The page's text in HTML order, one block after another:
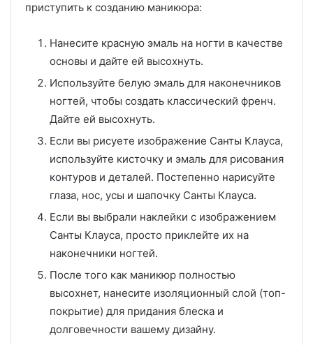
приступить к созданию маникюра:
Нанесите красную эмаль на ногти в качестве
основы и дайте ей высохнуть.
Используйте белую эмаль для наконечников
ногтей, чтобы создать классический френч.
Дайте ей высохнуть.
Если вы рисуете изображение Санты Клауса,
используйте кисточку и эмаль для рисования
контуров и деталей. Постепенно нарисуйте
глаза, нос, усы и шапочку Санты Клауса.
Если вы выбрали наклейки с изображением
Санты Клауса, просто приклейте их на
наконечники ногтей.
После того как маникюр полностью
высохнет, нанесите изоляционный слой (топ-
покрытие) для придания блеска и
долговечности вашему дизайну.